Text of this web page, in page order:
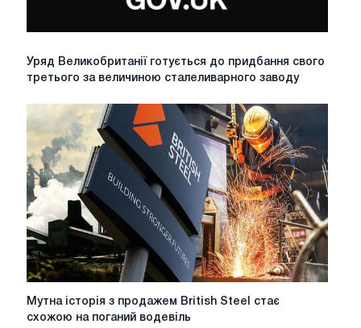
Уряд
до
придбання
свого
третього
за
величиною
сталеливарного
заводу
Уряд Великобританії готується до придбання свого
третього за величиною сталеливарного заводу
Мутна
історія
Мутна історія з продажем British Steel стає
схожою на поганий водевіль